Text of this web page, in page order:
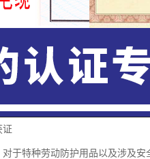
证
于特种劳动防护用品以及涉及